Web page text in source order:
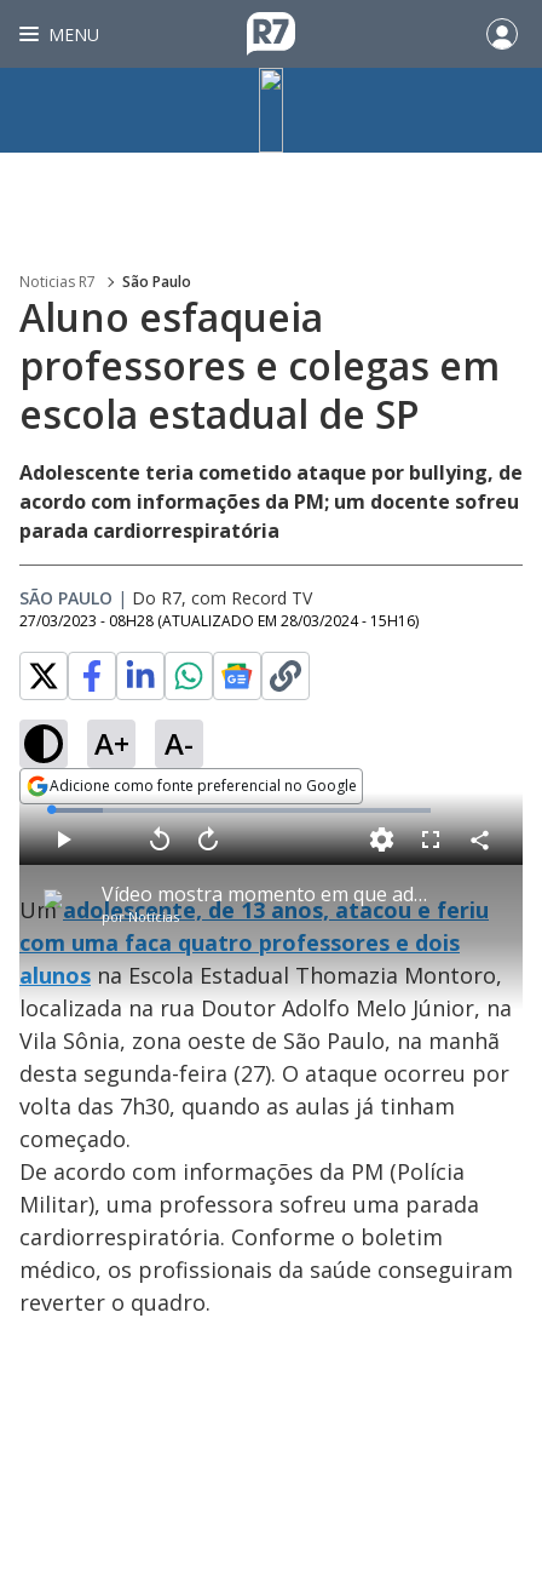
MENU
Noticias R7 São Paulo
Aluno esfaqueia
professores e colegas em
escola estadual de SP
Adolescente teria cometido ataque por bullying, de
acordo com informações da PM; um docente sofreu
parada cardiorrespiratória
SÃO PAULO | Do R7, com Record TV
27/03/2023 - 08H28 (ATUALIZADO EM 28/03/2024 - 15H16)
A+ A-
Adicione como fonte preferencial no Google
Opens in new window
P
l
a
y
V
i
Vídeo mostra momento em que adolescente esfaqueia alunos e professora em sala de aula de SP
porNotícias
P V
t
a
r
0
s
e
g
n
d
s
A
n
a
1
0
s
e
u
n
o
s
M
u
d
o
L
o
a
d
e
3
.
6
7
F
c
e
e
n
C
o
a
r
a
Umadolescente, de 13 anos, atacou e feriu
com uma faca quatro professores e dois
alunosna Escola Estadual Thomazia Montoro,
localizada na rua Doutor Adolfo Melo Júnior, na
Vila Sônia, zona oeste de São Paulo, na manhã
desta segunda-feira (27). O ataque ocorreu por
volta das 7h30, quando as aulas já tinham
começado.
De acordo com informações da PM (Polícia
Militar), uma professora sofreu uma parada
cardiorrespiratória. Conforme o boletim
médico, os profissionais da saúde conseguiram
reverter o quadro.